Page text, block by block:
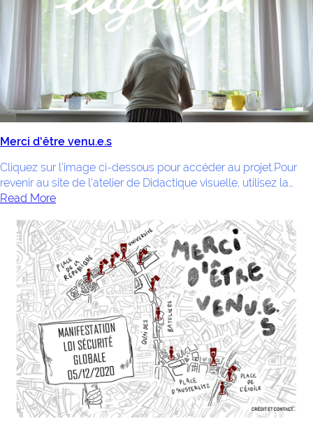
Merci d’être venu.e.s
Cliquez sur l’image ci-dessous pour accéder au projet.Pour
revenir au site de l’atelier de Didactique visuelle, utilisez la…
Read More